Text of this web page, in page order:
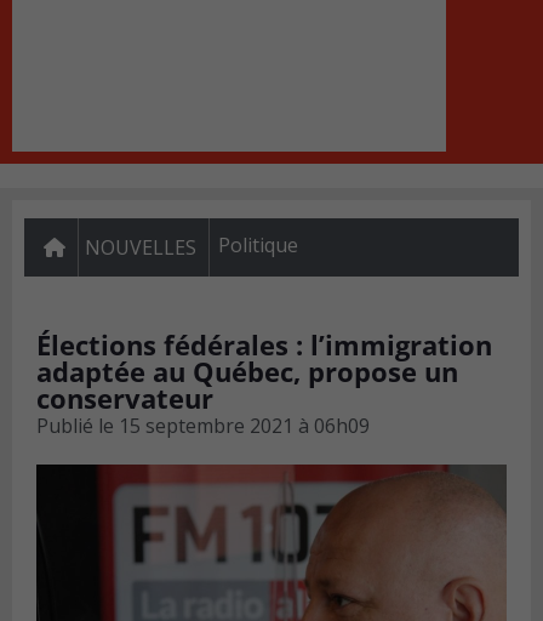
NOUVELLES Politique
Élections fédérales : l’immigration
adaptée au Québec, propose un
conservateur
Publié le 15 septembre 2021 à 06h09